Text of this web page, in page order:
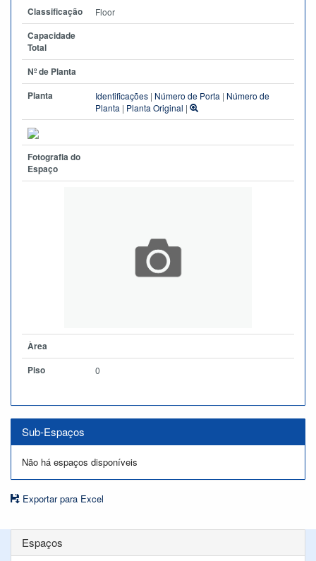
Classificação Floor
Capacidade
Total
Nº de Planta
Planta
Identificações | Número de Porta | Número de
Planta | Planta Original |
Fotografia do
Espaço
Àrea
Piso
0
Sub-Espaços
Não há espaços disponíveis
Exportar para Excel
Espaços